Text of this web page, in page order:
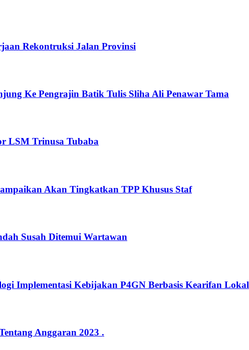
Rekontruksi Jalan Provinsi
Ke Pengrajin Batik Tulis Sliha Ali Penawar Tama
LSM Trinusa Tubaba
Akan Tingkatkan TPP Khusus Staf
Susah Ditemui Wartawan
Implementasi Kebijakan P4GN Berbasis Kearifan Lokal
Anggaran 2023 .